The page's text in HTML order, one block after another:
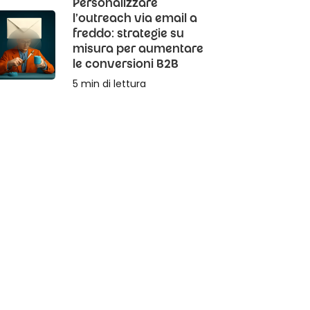
Personalizzare
l'outreach via email a
freddo: strategie su
misura per aumentare
le conversioni B2B
5 min di lettura